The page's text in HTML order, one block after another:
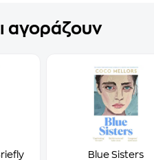
αγοράζουν
Blue Sisters